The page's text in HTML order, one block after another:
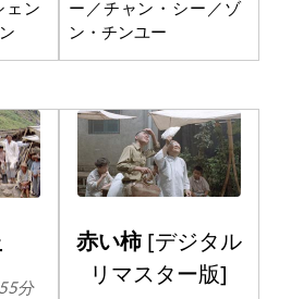
ェン
ー／チャン・シー／ゾ
ン・チンユー
分
赤い柿[デジタル
リマスター版]